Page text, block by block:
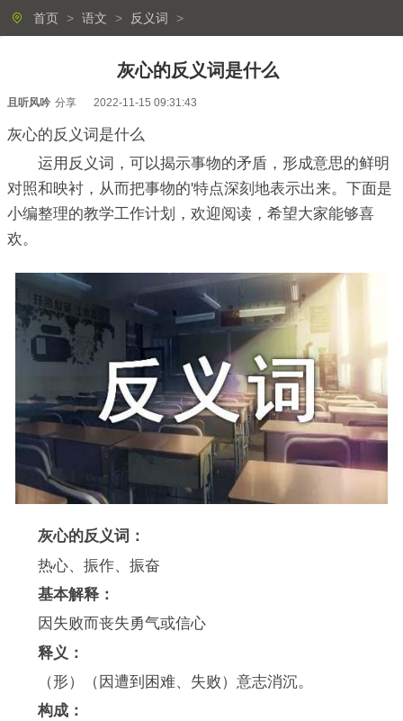
首页 > 语文 > 反义词 >
灰心的反义词是什么
且听风吟 分享 2022-11-15 09:31:43
灰心的反义词是什么
运用反义词，可以揭示事物的矛盾，形成意思的鲜明
对照和映衬，从而把事物的'特点深刻地表示出来。下面是
小编整理的教学工作计划，欢迎阅读，希望大家能够喜
欢。
灰心的反义词：
热心、振作、振奋
基本解释：
因失败而丧失勇气或信心
释义：
（形）（因遭到困难、失败）意志消沉。
构成：